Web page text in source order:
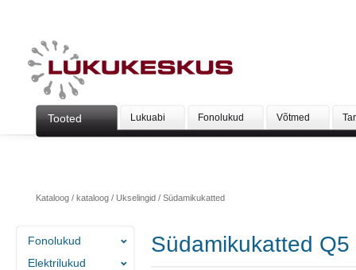
Tooted Lukuabi Fonolukud Võtmed
Kataloog/ kataloog/ Ukselingid/ Südamikukatted
Südamikukatted Q5
Fonolukud
Elektrilukud